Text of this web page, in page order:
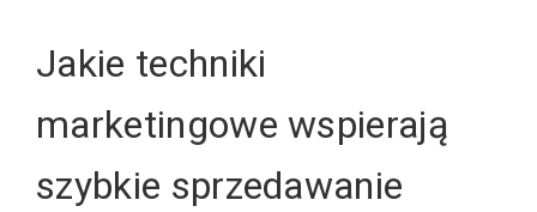
Jakie techniki
marketingowe wspierają
szybkie sprzedawanie